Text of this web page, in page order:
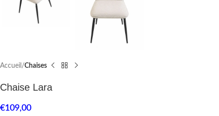
Accueil Chaises
Chaise Lara
€109,00